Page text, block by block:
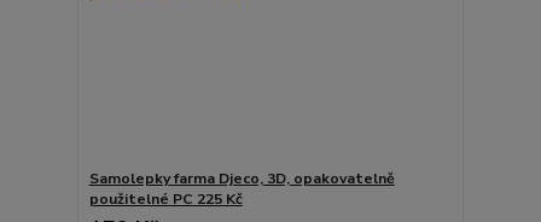
Samolepky farma Djeco, 3D, opakovatelně
použitelné PC 225 Kč